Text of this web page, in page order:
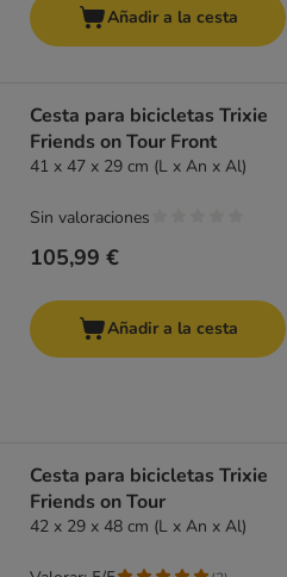
Añadir a la cesta
Cesta para bicicletas Trixie
Friends on Tour Front
41 x 47 x 29 cm (L x An x Al)
105,99 €
Sin valoraciones
Añadir a la cesta
Cesta para bicicletas Trixie
Friends on Tour
42 x 29 x 48 cm (L x An x Al)